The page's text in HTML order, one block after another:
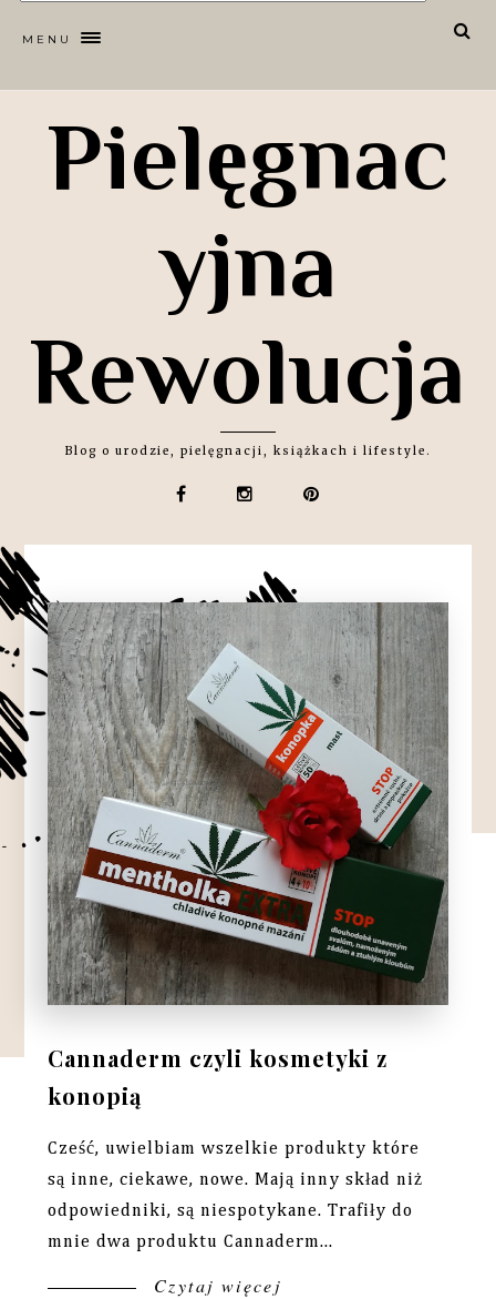
MENU
Pielęgnac
yjna
Rewolucja
Blog o urodzie, pielęgnacji, książkach i lifestyle.
Cannaderm czyli kosmetyki z
konopią
Cześć, uwielbiam wszelkie produkty które
są inne, ciekawe, nowe. Mają inny skład niż
odpowiedniki, są niespotykane. Trafiły do
mnie dwa produktu Cannaderm...
Czytaj więcej